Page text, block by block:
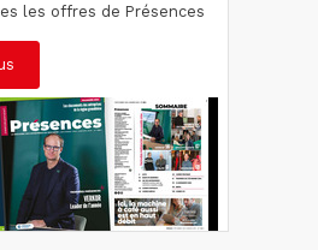
les offres de Présences